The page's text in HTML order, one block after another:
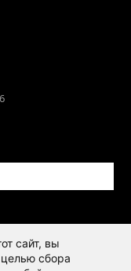
сайт, вы
сбора